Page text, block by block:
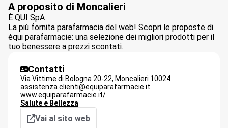
A proposito di Moncalieri
È QUI SpA
La più fornita parafarmacia del web! Scopri le proposte di
èqui parafarmacie: una selezione dei migliori prodotti per il
tuo benessere a prezzi scontati.
Contatti
Via Vittime di Bologna 20-22, Moncalieri 10024
assistenza.clienti@equiparafarmacie.it
www.equiparafarmacie.it/
Salute e Bellezza
Vai al sito web